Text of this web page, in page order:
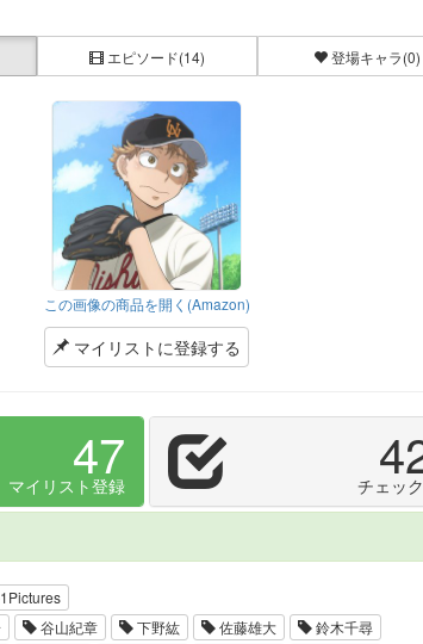
エピソード(14) 登場キャラ(0)
この画像の商品を開く(Amazon)
マイリストに登録する
47
マイリスト登録 チェッ
谷山紀章 下野紘 佐藤雄大
鈴木千尋